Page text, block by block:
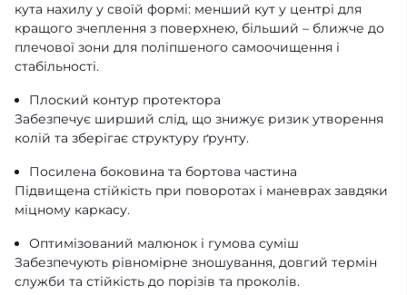
кута нахилу у своїй формі: менший кут у центрі для
кращого зчеплення з поверхнею, більший – ближче до
плечової зони для поліпшеного самоочищення і
стабільності.
Плоский контур протектора
Забезпечує ширший слід, що знижує ризик утворення
колій та зберігає структуру ґрунту.
Посилена боковина та бортова частина
Підвищена стійкість при поворотах і маневрах завдяки
міцному каркасу.
Оптимізований малюнок і гумова суміш
Забезпечують рівномірне зношування, довгий термін
служби та стійкість до порізів та проколів.